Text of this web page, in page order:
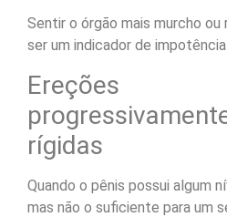
Sentir o órgão mais murcho ou
ser um indicador de
Ereções
rígidas
Quando o pênis possui algum
mas não o suficiente para um